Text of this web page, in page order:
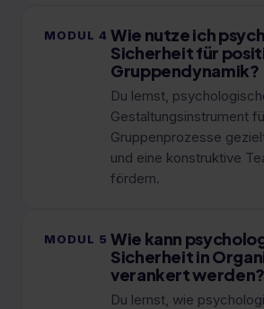
MODUL4 Wie nutze ich
Sicherheit für
Gruppendynamik?
Du lernst,
Gestaltungsinstrument
Gruppenprozesse
und eine konstruktive
fördern.
MODUL 5 Wie kann
Sicherheit in
verankert werden?
Du lernst, wie